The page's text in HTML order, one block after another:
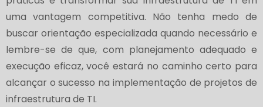
uma vantagem competitiva. Não tenha medo de
buscar orientação especializada quando necessário e
lembre-se de que, com planejamento adequado e
execução eficaz, você estará no caminho certo para
alcançar o sucesso na implementação de projetos de
infraestrutura de TI.